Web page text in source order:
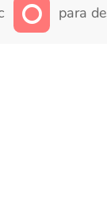
para